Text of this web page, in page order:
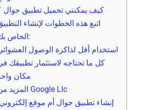
كيف يمكنني تحميل تطبيق جوال
اتبع هذه الخطوات لإنشاء
الخاص بك:
استخدام أقل لذاكرة الوصول
كل ما تحتاجه لاستثمار تطبيقك
مكان
إنشاء تطبيق جوال أم موقع